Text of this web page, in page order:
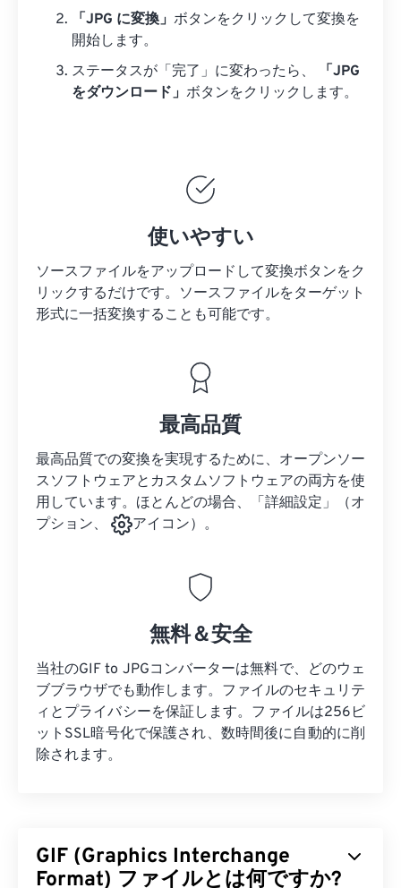
「JPG に変換」 ボタンをクリックして変換を
開始します。
ステータスが「完了」に変わったら、
「JPG
をダウンロード」 ボタンをクリックします。
使いやすい
ソースファイルをアップロードして変換ボタンをク
リックするだけです。 ソースファイルをターゲット
形式に一括変換することも可能です。
最高品質
最高品質での変換を実現するために、オープンソー
スソフトウェアとカスタムソフトウェアの両方を使
用しています。ほとんどの場合、「詳細設定」（オ
プション、
アイコン）。
無料＆安全
当社のGIF to JPGコンバーターは無料で、どのウェ
ブブラウザでも動作します。ファイルのセキュリテ
ィとプライバシーを保証します。ファイルは256ビ
ットSSL暗号化で保護され、数時間後に自動的に削
除されます。
GIF (Graphics Interchange
Format) ファイルとは何ですか?